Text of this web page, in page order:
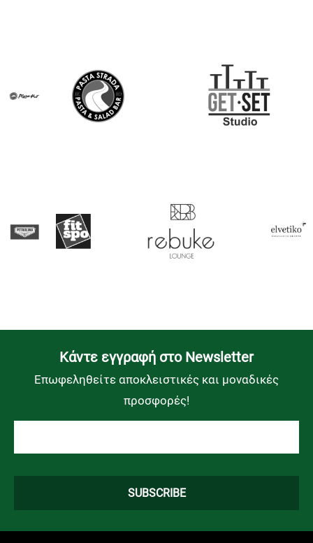
Kάντε εγγραφή στο Newsletter
Επωφεληθείτε αποκλειστικές και μοναδικές
προσφορές!